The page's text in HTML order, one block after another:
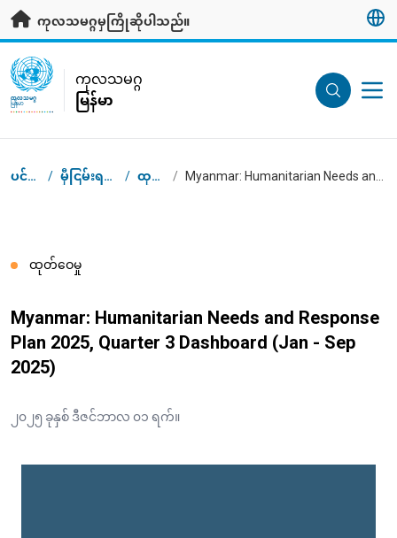
ပင်မအကြောင်းအရာသို့ သွားရန်
ကုလသမဂ္ဂမှကြိုဆိုပါသည်။
UN Logo
ကုလသမဂ္ဂ
မြန်မာ
ကုလသမဂ္ဂ
မြန်မာ
Breadcrumb
ပင်မစာမျက်နှာ / မှီငြမ်းရန်အချက်အလက်များ / ထုတ်ဝေမှုများ /
ထုတ်ဝေမှု
Myanmar: Humanitarian Needs and Response
Plan 2025, Quarter 3 Dashboard (Jan - Sep
2025)
၂၀၂၅ ခုနှစ် ဒီဇင်ဘာလ ၀၁ ရက်။